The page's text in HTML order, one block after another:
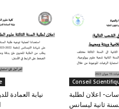
نيابة العمادة
Conseil
اعلان لطلبة
ثانية ليسانس